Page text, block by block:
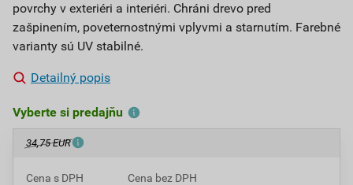
povrchy v exteriéri a interiéri. Chráni drevo pred
zašpinením, poveternostnými vplyvmi a starnutím. Farebné
varianty sú UV stabilné.
Detailný popis
Vyberte si predajňu
34,75 EUR
Cena s DPH Cena bez DPH